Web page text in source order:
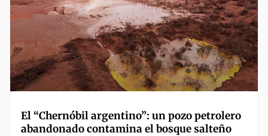
El “Chernóbil argentino”: un pozo petrolero
abandonado contamina el bosque salteño